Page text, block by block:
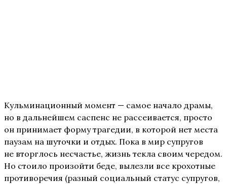
Кульминационный момент — самое начало драмы,
но в дальнейшем саспенс не рассеивается, просто
он принимает форму трагедии, в которой нет места
паузам на шуточки и отдых. Пока в мир супругов
не вторглось несчастье, жизнь текла своим чередом.
Но стоило произойти беде, вылезли все крохотные
противоречия (разный социальный статус супругов,